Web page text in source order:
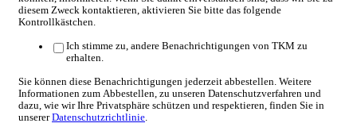
diesem Zweck kontaktieren, aktivieren Sie bitte das folgende
Kontrollkästchen.
Ich stimme zu, andere Benachrichtigungen von TKM zu
erhalten.
Sie können diese Benachrichtigungen jederzeit abbestellen. Weitere
Informationen zum Abbestellen, zu unseren Datenschutzverfahren und
dazu, wie wir Ihre Privatsphäre schützen und respektieren, finden Sie in
unsererDatenschutzrichtlinie